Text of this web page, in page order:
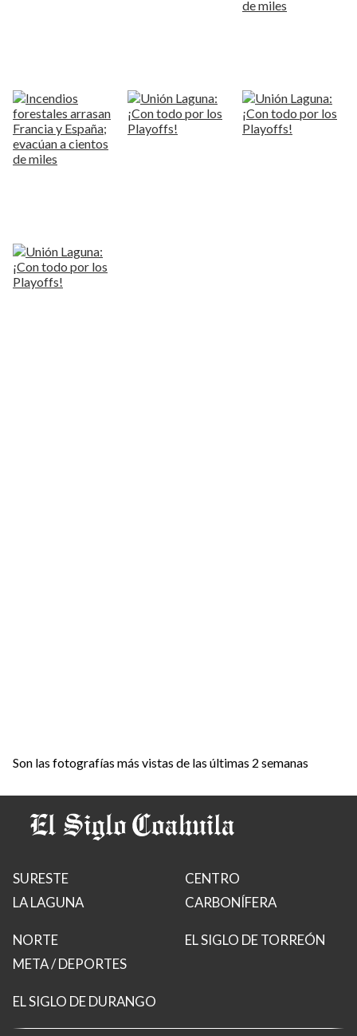
Son las fotografías más vistas de las últimas 2 semanas
SURESTE
LA LAGUNA
CENTRO
CARBONÍFERA
NORTE
META / DEPORTES
EL SIGLO DE TORREÓN
EL SIGLO DE DURANGO